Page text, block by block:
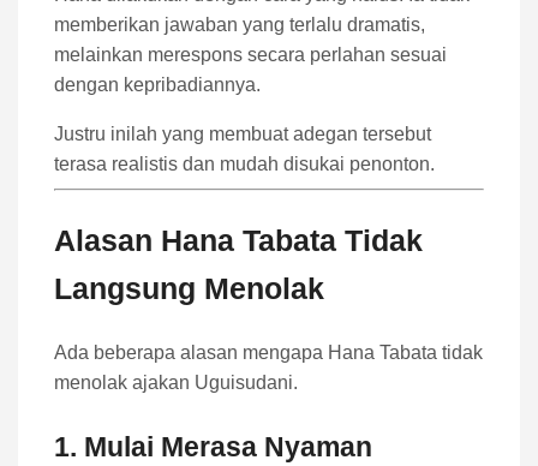
memberikan jawaban yang terlalu dramatis,
melainkan merespons secara perlahan sesuai
dengan kepribadiannya.
Justru inilah yang membuat adegan tersebut
terasa realistis dan mudah disukai penonton.
Alasan Hana Tabata Tidak
Langsung Menolak
Ada beberapa alasan mengapa Hana Tabata tidak
menolak ajakan Uguisudani.
1. Mulai Merasa Nyaman